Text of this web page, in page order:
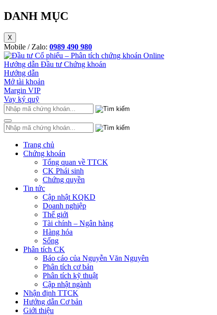
DANH MỤC
X
Mobile / Zalo: 0989 490 980
Hướng dẫn Đầu tư Chứng khoán
Hướng dẫn
Mở tài khoản
Margin VIP
Vay ký quỹ
Trang chủ
Chứng khoán
Tổng quan về TTCK
CK Phái sinh
Chứng quyền
Tin tức
Cập nhật KQKD
Doanh nghiệp
Thế giới
Tài chính – Ngân hàng
Hàng hóa
Sống
Phân tích CK
Báo cáo của Nguyễn Văn Nguyên
Phân tích cơ bản
Phân tích kỹ thuật
Cập nhật ngành
Nhận định TTCK
Hướng dẫn Cơ bản
Giới thiệu